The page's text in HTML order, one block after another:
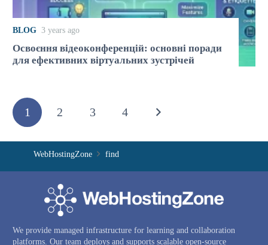
BLOG 3 years ago
Освоєння відеоконференцій: основні поради
для ефективних віртуальних зустрічей
1 2 3 4
WebHostingZone find
We provide managed infrastructure for learning and collaboration
platforms. Our team deploys and supports scalable open-source